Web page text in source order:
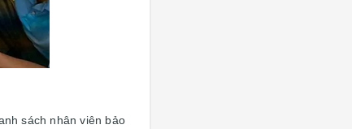
sách nhân viên bảo